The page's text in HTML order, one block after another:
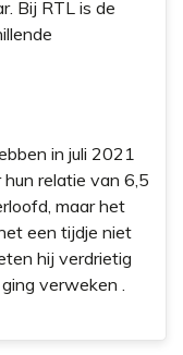
Bij RTL is de
in juli 2021
relatie van 6,5
maar het
een tijdje niet
hij verdrietig
verweken .